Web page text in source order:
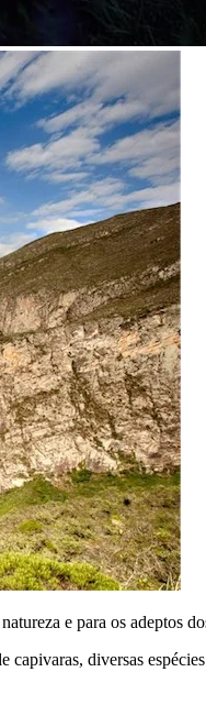
e para os adeptos
diversas